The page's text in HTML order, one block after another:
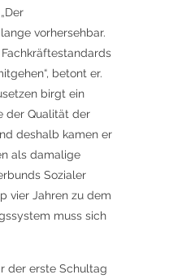
vorhersehbar.
betont er.
birgt ein
der Qualität der
deshalb kamen er
als damalige
Sozialer
vier Jahren zu dem
muss sich
der erste Schultag